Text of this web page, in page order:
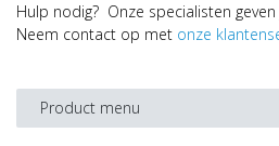
Hulp nodig? Onze specialisten
Neem contact op met onze
Product menu